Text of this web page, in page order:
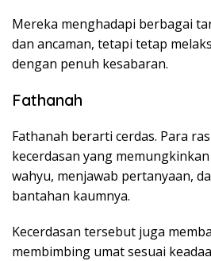
Mereka menghadapi berbagai
dan ancaman, tetapi tetap
dengan penuh kesabaran.
Fathanah
Fathanah berarti cerdas. Para
kecerdasan yang
wahyu, menjawab pertanyaan,
bantahan kaumnya.
Kecerdasan tersebut juga
membimbing umat sesuai